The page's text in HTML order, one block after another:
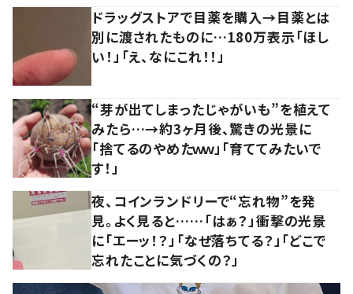
ドラッグストアで目薬を購入→目薬とは
別に渡されたものに…180万表示「ほし
い！」「え、なにこれ！！」
“芽が出てしまったじゃがいも”を植えて
みたら…→約3ヶ月後、驚きの光景に
「捨てるのやめたｗｗ」「育ててみたいで
す！」
夜、コインランドリーで“忘れ物”を発
見。よく見ると……「はぁ？」衝撃の光景
に「エーッ！？」「なぜ落ちてる？」「どこで
忘れたことに気づくの？」